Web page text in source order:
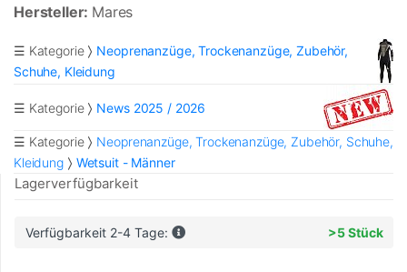
Hersteller: Mares
☰ Kategorie
Neoprenanzüge, Trockenanzüge, Zubehör,
Schuhe, Kleidung
☰ Kategorie News 2025 / 2026
☰ Kategorie
Neoprenanzüge, Trockenanzüge, Zubehör, Schuhe,
Kleidung
Wetsuit - Männer
Lagerverfügbarkeit
Verfügbarkeit 2-4 Tage: >5 Stück